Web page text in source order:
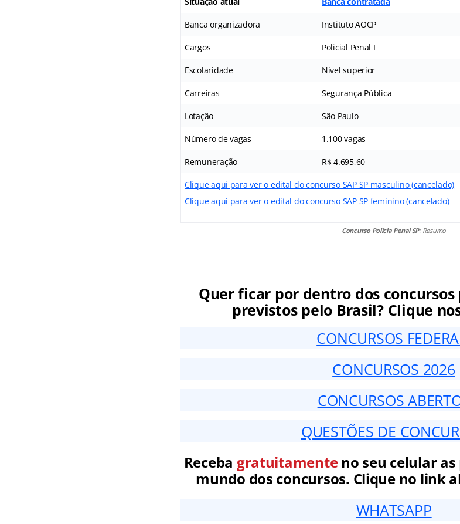
Banca organizadora Instituto AOCP
Cargos Policial Penal I
Escolaridade Nível superior
Carreiras Segurança Pública
Lotação São Paulo
Número de vagas 1.100 vagas
Remuneração R$ 4.695,60
Clique aqui para ver o edital do concurso SAP SP masculino (cancelado)
Clique aqui para ver o edital do concurso SAP SP feminino (cancelado)
Concurso Polícia Penal SP: Resumo
Quer ficar por dentro dos
previstos pelo Brasil? Clique
CONCURSOS
CONCURSOS 2026
CONCURSOS
QUESTÕES DE
Receba gratuitamenteno seu celular
mundo dos concursos. Clique no link
WHATSAPP